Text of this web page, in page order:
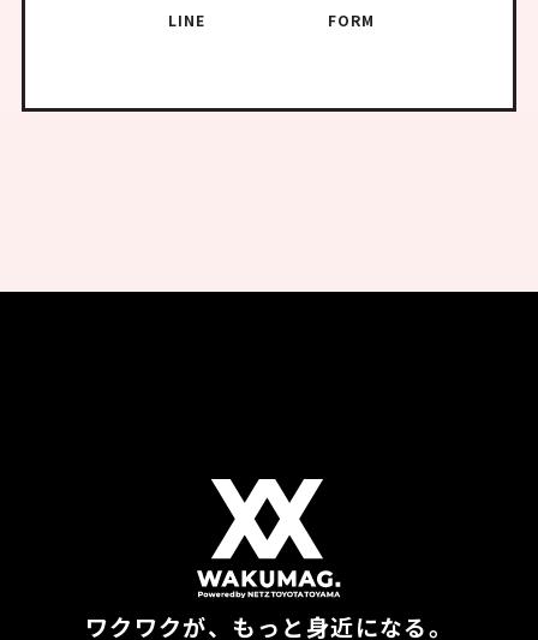
LINE FORM
ワクワクが、もっと身近になる。